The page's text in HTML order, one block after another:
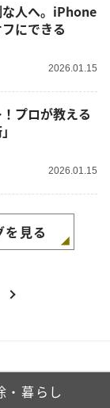
人へ。iPhone
にできる
2026.01.15
プロが教える
2026.01.15
見る
・暮らし